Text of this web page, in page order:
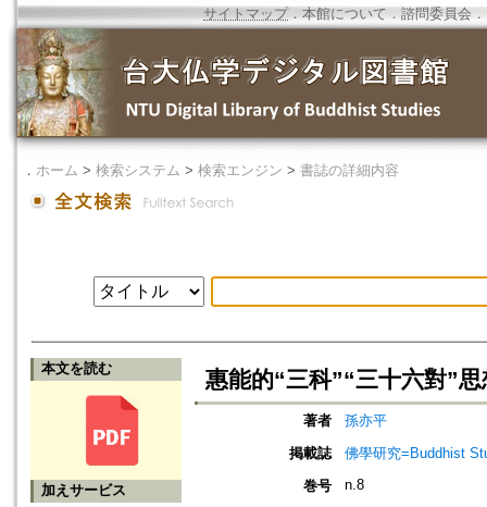
サイトマップ．本館について ． 諮問委員会 ．
． ホーム > 検索システム > 検索エンジン > 書誌の詳細内容
本文を読む
加えサービス
惠能的“三科”“三十六對”
著者
孫亦平
掲載誌
佛學研究=Buddhist
巻号
n.8